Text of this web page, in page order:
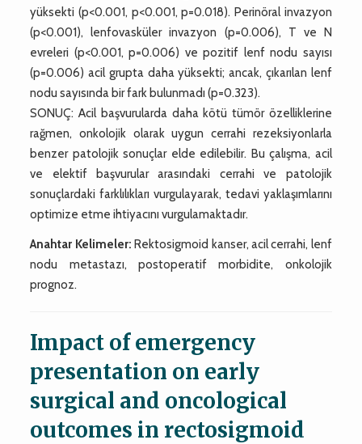
yüksekti (p<0.001, p<0.001, p=0.018). Perinöral invazyon
(p<0.001), lenfovasküler invazyon (p=0.006), T ve N
evreleri (p<0.001, p=0.006) ve pozitif lenf nodu sayısı
(p=0.006) acil grupta daha yüksekti; ancak, çıkarılan lenf
nodu sayısında bir fark bulunmadı (p=0.323).
SONUÇ: Acil başvurularda daha kötü tümör özelliklerine
rağmen, onkolojik olarak uygun cerrahi rezeksiyonlarla
benzer patolojik sonuçlar elde edilebilir. Bu çalışma, acil
ve elektif başvurular arasındaki cerrahi ve patolojik
sonuçlardaki farklılıkları vurgulayarak, tedavi yaklaşımlarını
optimize etme ihtiyacını vurgulamaktadır.
Anahtar Kelimeler: Rektosigmoid kanser, acil cerrahi, lenf
nodu metastazı, postoperatif morbidite, onkolojik
prognoz.
Impact of emergency
presentation on early
surgical and oncological
outcomes in rectosigmoid